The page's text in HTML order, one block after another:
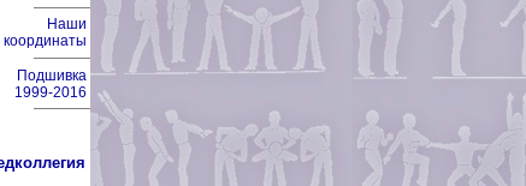
Наши
координаты
Подшивка
1999-2016